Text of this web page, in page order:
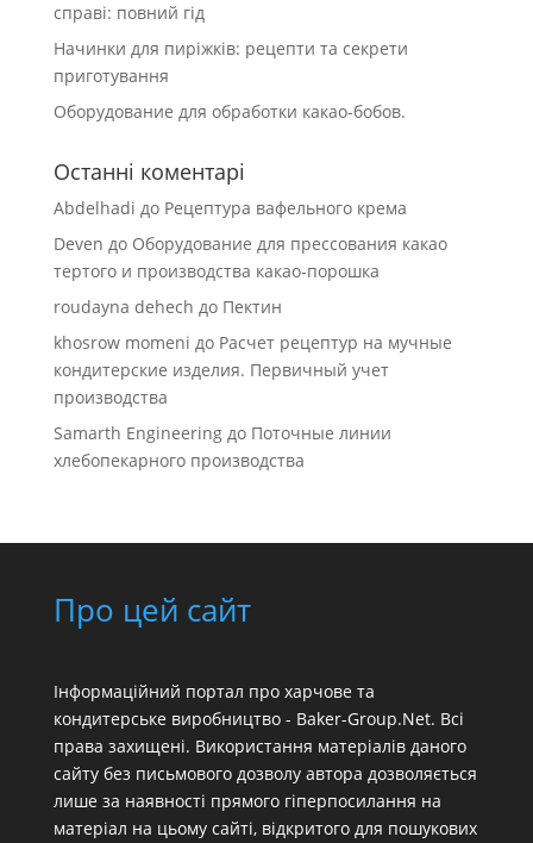
справі: повний гід
Начинки для пиріжків: рецепти та секрети
приготування
Оборудование для обработки какао-бобов.
Останні коментарі
Abdelhadi до Рецептура вафельного крема
Deven до Оборудование для прессования какао
тертого и производства какао-порошка
roudayna dehech до Пектин
khosrow momeni до Расчет рецептур на мучные
кондитерские изделия. Первичный учет
производства
Samarth Engineeringдо Поточные линии
хлебопекарного производства
Про цей сайт
Інформаційний портал про харчове та
кондитерське виробництво - Baker-Group.Net. Всі
права захищені. Використання матеріалів даного
сайту без письмового дозволу автора дозволяється
лише за наявності прямого гіперпосилання на
матеріал на цьому сайті, відкритого для пошукових